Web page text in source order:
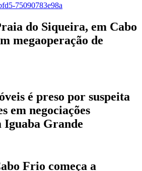
do Siqueira, em Cabo
megaoperação de
é preso por suspeita
em negociações
Grande
Frio começa a